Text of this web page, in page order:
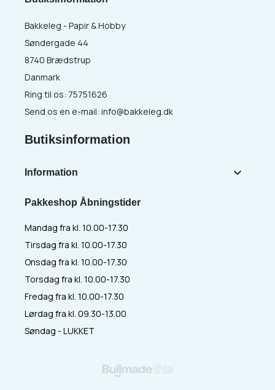
Pakkeshop Åbningstider
Mandag fra kl. 10.00-17.30
Tirsdag fra kl. 10.00-17.30
Onsdag fra kl. 10.00-17.30
Torsdag fra kl. 10.00-17.30
Fredag fra kl. 10.00-17.30
Lørdag fra kl. 09.30-13.00
Søndag - LUKKET
Bakkeleg - Papir & Hobby
Søndergade 44
8740 Brædstrup
Danmark
Ring til os: 75751626
Send os en e-mail: info@bakkeleg.dk
Butiksinformation
Information 